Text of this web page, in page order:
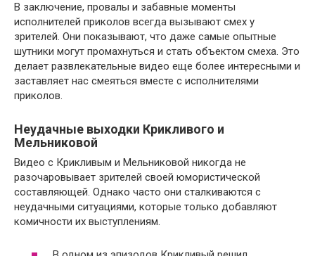
В заключение, провалы и забавные моменты
исполнителей приколов всегда вызывают смех у
зрителей. Они показывают, что даже самые опытные
шутники могут промахнуться и стать объектом смеха. Это
делает развлекательные видео еще более интересными и
заставляет нас смеяться вместе с исполнителями
приколов.
Неудачные выходки Крикливого и
Мельниковой
Видео с Крикливым и Мельниковой никогда не
разочаровывает зрителей своей юмористической
составляющей. Однако часто они сталкиваются с
неудачными ситуациями, которые только добавляют
комичности их выступлениям.